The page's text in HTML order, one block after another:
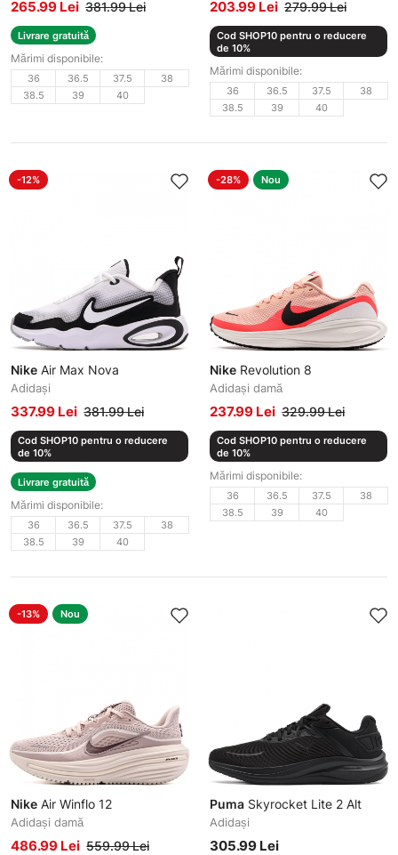
265.99 Lei 381.99 Lei
Livrare gratuită
Mărimi disponibile:
36 36.5 37.5
38
38.5
39 40
203.99 Lei 279.99 Lei
Cod SHOP10 pentru o reducere
de 10%
Mărimi disponibile:
36 36.5 37.5
38
38.5
39 40
-12%
Nike Air Max Nova
Adidași
337.99 Lei 381.99 Lei
Cod SHOP10 pentru o reducere
de 10%
Livrare gratuită
Mărimi disponibile:
36 36.5 37.5
38
38.5
39 40
-28% Nou
Nike Revolution 8
Adidași damă
237.99 Lei 329.99 Lei
Cod SHOP10 pentru o reducere
de 10%
Mărimi disponibile:
36 36.5 37.5
38
38.5
39 40
-13% Nou
Nike Air Winflo 12
Adidași damă
486.99 Lei 559.99 Lei
Puma Skyrocket Lite 2 Alt
Adidași
305.99 Lei